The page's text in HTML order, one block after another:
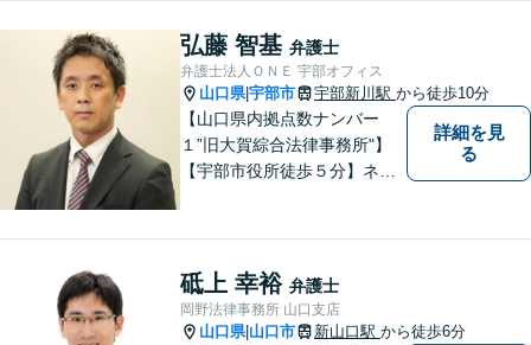
弘藤 智基 弁護士
弁護士法人ＯＮＥ 宇部オフィス
山口県|宇部市 宇部新川駅 から徒歩10分
【山口県内拠点数ナンバー
１”旧大賀綜合法律事務所"】
【宇部市役所徒歩５分】ネッ
相談ください。
詳細を見
る
砥上 幸裕 弁護士
岡野法律事務所 山口支店
山口県| 山口市 新山口駅 から徒歩6分